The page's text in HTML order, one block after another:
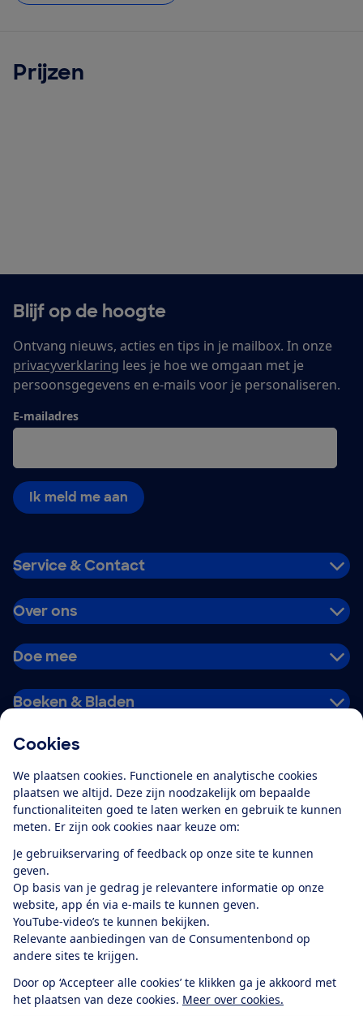
Cookies
We plaatsen cookies. Functionele en analytische cookies
plaatsen we altijd. Deze zijn noodzakelijk om bepaalde
functionaliteiten goed te laten werken en gebruik te kunnen
meten. Er zijn ook cookies naar keuze om:
Je gebruikservaring of feedback op onze site te kunnen
geven.
Op basis van je gedrag je relevantere informatie op onze
website, app én via e-mails te kunnen geven.
YouTube-video’s te kunnen bekijken.
Relevante aanbiedingen van de Consumentenbond op
andere sites te krijgen.
Door op ‘Accepteer alle cookies’ te klikken ga je akkoord met
het plaatsen van deze cookies. Meer over cookies.
Prijzen
Blijf op de hoogte
Ontvang nieuws, acties en tips in je mailbox. In onze
privacyverklaring lees je hoe we omgaan met je
persoonsgegevens en e-mails voor je personaliseren.
E-mailadres
Ik meld me aan
Service & Contact
Over ons
Doe mee
Boeken & Bladen
Alles over de
app
Algemene Voorwaarden
Privacyverklaring
Cookiebeleid
Privacyvoorkeuren
Toegankelijkheid
RSS-feed nieuws
Facebook
TwitterInstagram
YoutubeLinkedIn
12.901consumentenbeoordelen de Consumentenbondmet gemiddeld